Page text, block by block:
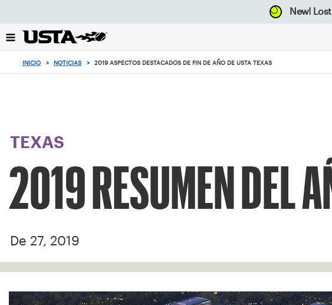
el
botón
New!
INICIO > NOTICIAS > 2019 ASPECTOS DESTACADOS DE FIN DE AÑO DE USTA TEXAS
TEXAS
2019 RESUMEN DEL
De 27, 2019